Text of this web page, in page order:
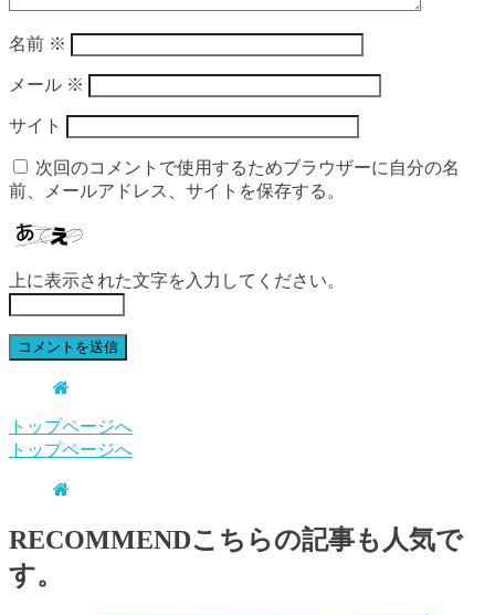
名前 ※
メール ※
サイト
次回のコメントで使用するためブラウザーに自分の名
前、メールアドレス、サイトを保存する。
上に表示された文字を入力してください。
トップページへ
トップページへ
RECOMMENDこちらの記事も人気で
す。